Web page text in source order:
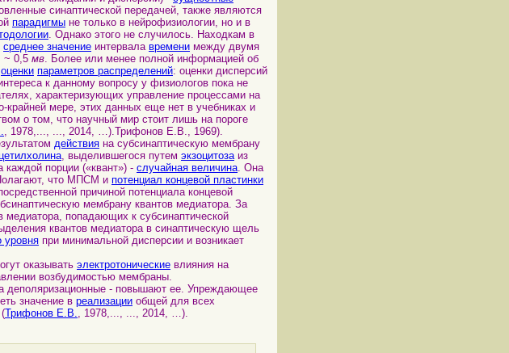
синаптической передачей, также являются
парадигмы не только в нейрофизиологии, но и в
. Однако этого не случилось. Находкам в
среднее значение интервала времени между двумя
~ 0,5 мв. Более или менее полной информацией об
оценки параметров распределений: оценки дисперсий
к данному вопросу у физиологов пока не
характеризующих управление процессами на
мере, этих данных еще нет в учебниках и
о том, что научный мир стоит лишь на пороге
, 1978,..., ..., 2014, …).Трифонов Е.В., 1969).
действия на субсинаптическую мембрану
, выделившегося путем экзоцитозаиз
каждой порции («квант») - случайная величина. Она
что МПСМ и потенциал концевой пластинки
причиной потенциала концевой
мембрану квантов медиатора. За
медиатора, попадающих к субсинаптической
квантов медиатора в синаптическую щель
уровня при минимальной дисперсии и возникает
оказывать электротонические влияния на
возбудимостью мембраны.
деполяризационные - повышают ее. Упреждающее
значение в реализации общей для всех
(Трифонов Е.В., 1978,..., ..., 2014, …).